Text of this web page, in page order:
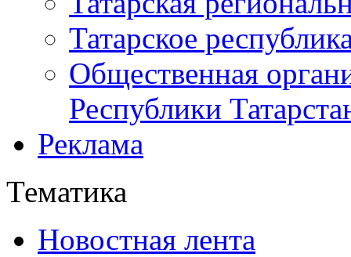
Татарское
Общественная
Республики
Реклама
Тематика
Новостная лента